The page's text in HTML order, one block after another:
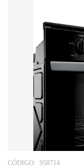
CÓDIGO: 958714